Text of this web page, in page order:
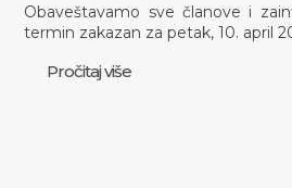
Obaveštavamo sve članove i
termin zakazan za petak, 10. april
Pročitaj više